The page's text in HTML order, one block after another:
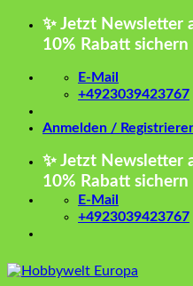
Zum
✨ Jetzt Newsletter
10% Rabatt sichern
E-Mail
+4923039423767
Anmelden /
✨ Jetzt Newsletter
10% Rabatt sichern
E-Mail
+4923039423767